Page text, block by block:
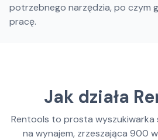
potrzebnego narzędzia, po czym
pracę.
Jak działa
Rentools to prosta
na wynajem, zrzeszająca 900